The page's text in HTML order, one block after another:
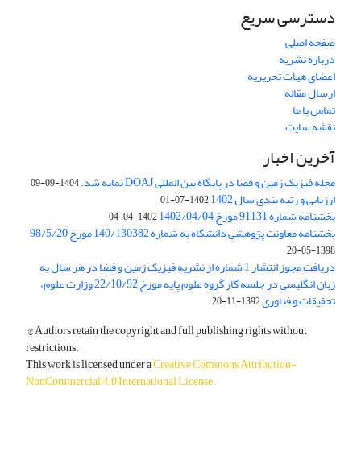
دسترسی سریع
صفحه اصلی
درباره نشریه
اعضای هیات تحریریه
ارسال مقاله
تماس با ما
نقشه سایت
آخرین اخبار
مجله فیزیک زمین و فضا در پایگاه بین المللی DOAJ نمایه شد. 1404-09-09
ارزیابی و رتبه بندی سال 1402 1402-07-01
بخشنامه شماره 91131 مورخ 1402/04/04 1402-04-04
بخشنامه معاونت پژوهشی دانشگاه به شماره 140/130382 مورخ 98/5/20
1398-05-20
دریافت مجوز انتشار 1 شماره از نشریه فیزیک زمین و فضا در هر سال به
زبان انگلیسی در جلسه کار گروه علوم پایه مورخ 22/10/92 وزارت علوم،
تحقیقات و فناوری1392-11-20
© Authors retain the copyright and full publishing rights without
restrictions.
This work is licensed under aCreative Commons Attribution-
NonCommercial 4.0 International License.